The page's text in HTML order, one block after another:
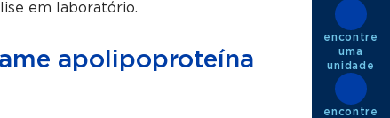
em laboratório.
apolipoproteína
encontre
uma
unidade
encontre